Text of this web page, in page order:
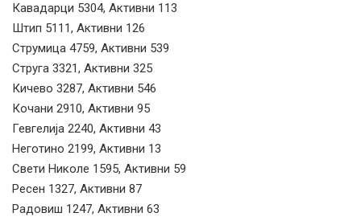
Кавадарци 5304, Активни 113
Штип 5111, Активни 126
Струмица 4759, Активни 539
Струга 3321, Активни 325
Кичево 3287, Активни 546
Кочани 2910, Активни 95
Гевгелија 2240, Активни 43
Неготино 2199, Активни 13
Свети Николе 1595, Активни 59
Ресен 1327, Активни 87
Радовиш 1247, Активни 63